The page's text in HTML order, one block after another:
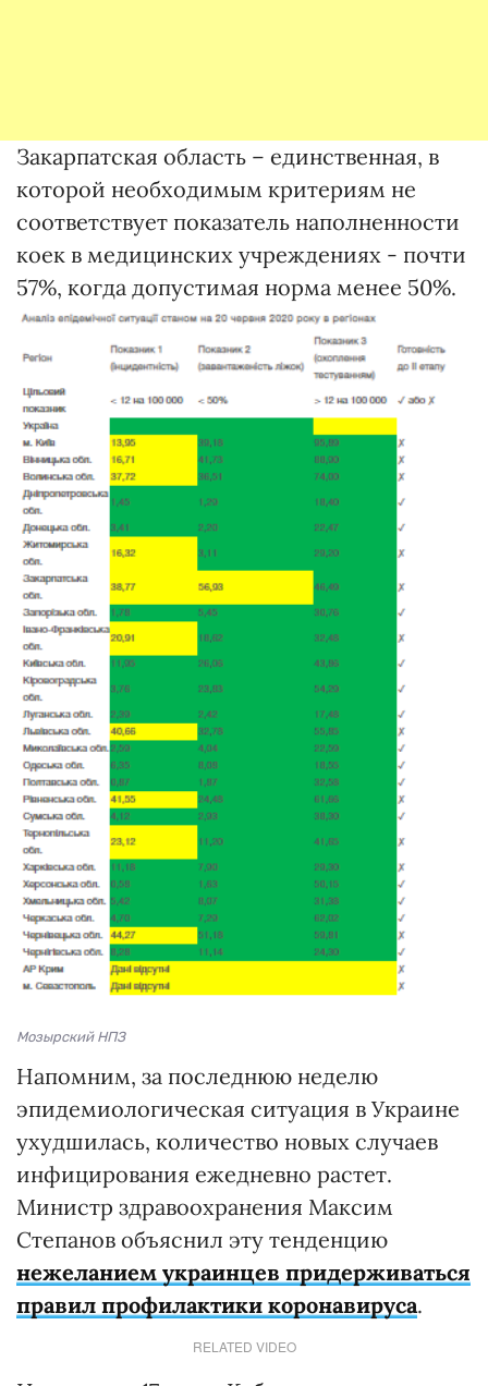
Закарпатская область – единственная, в
которой необходимым критериям не
соответствует показатель наполненности
коек в медицинских учреждениях - почти
57%, когда допустимая норма менее 50%.
Мозырский НПЗ
Напомним, за последнюю неделю
эпидемиологическая ситуация в Украине
ухудшилась, количество новых случаев
инфицирования ежедневно растет.
Министр здравоохранения Максим
Степанов объяснил эту тенденцию
нежеланием украинцев придерживаться
правил профилактики коронавируса.
RELATED VIDEO